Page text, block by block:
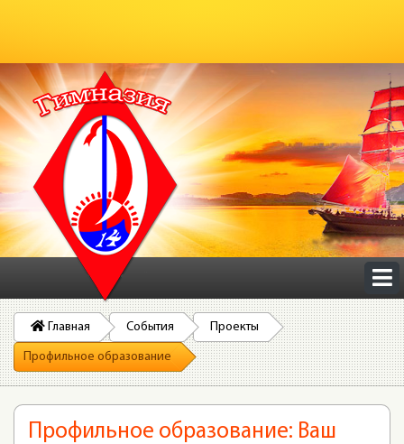
Главная События Проекты
Профильное образование
Профильное образование: Ваш